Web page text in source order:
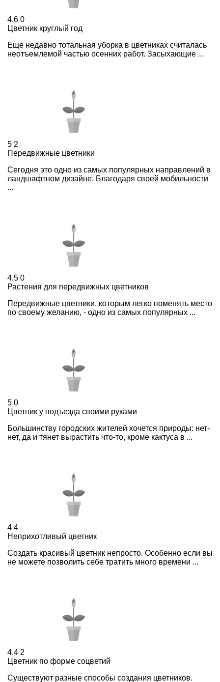
4,6 0
Цветник круглый год
Еще недавно тотальная уборка в цветниках считалась
неотъемлемой частью осенних работ. Засыхающие ...
5 2
Передвижные цветники
Cегодня это одно из самых популярных направлений в
ландшафтном дизайне. Благодаря своей мобильности
...
4,5 0
Растения для передвижных цветников
Передвижные цветники, которым легко поменять место
по своему желанию, - одно из самых популярных ...
5 0
Цветник у подъезда своими руками
Большинству городских жителей хочется природы: нет-
нет, да и тянет вырастить что-то, кроме кактуса в ...
4 4
Неприхотливый цветник
Создать красивый цветник непросто. Особенно если вы
не можете позволить себе тратить много времени ...
4,4 2
Цветник по форме соцветий
Существуют разные способы создания цветников.